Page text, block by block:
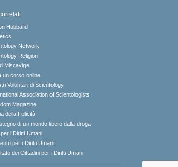
Hubbard
Network
Religion
Miscavige
un corso online
Volontari di Scientology
Association of Scientologists
Magazine
della Felicità
di un mondo libero dalla droga
per i Diritti Umani
per i Diritti Umani
dei Cittadini per i Diritti Umani